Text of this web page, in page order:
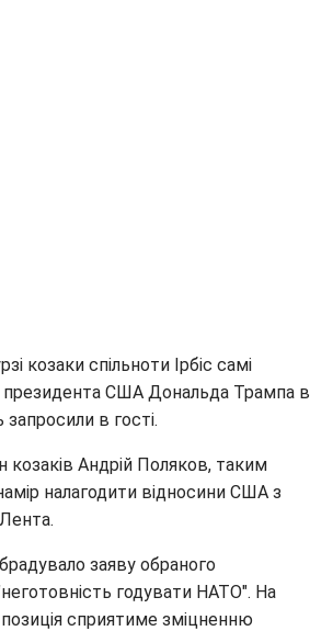
козаки спільноти Ірбіс самі
президента США Дональда Трампа в
запросили в гості.
козаків Андрій Поляков, таким
налагодити відносини США з
заяву обраного
годувати НАТО". На
сприятиме зміцненню